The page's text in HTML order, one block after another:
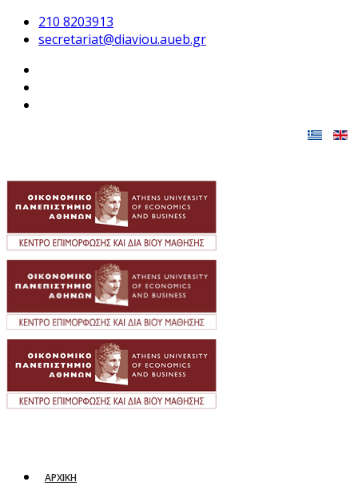
210 8203913
secretariat@diaviou.aueb.gr
ΑΡΧΙΚΗ